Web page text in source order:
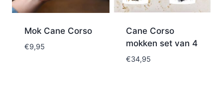
Mok Cane Corso
€9,95
Cane Corso
mokken set van 4
€34,95